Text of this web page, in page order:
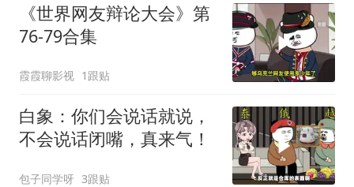
《世界网友辩论大会》第
76-79合集
霞霞聊影视 1跟贴
白象：你们会说话就说，
不会说话闭嘴，真来气！
包子同学呀 3跟贴